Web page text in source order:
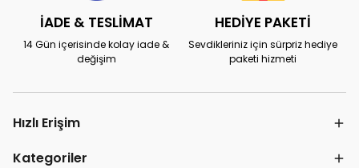
İADE & TESLİMAT
14 Gün içerisinde kolay iade &
değişim
HEDİYE PAKETİ
Sevdikleriniz için sürpriz hediye
paketi hizmeti
Hızlı Erişim
Kategoriler